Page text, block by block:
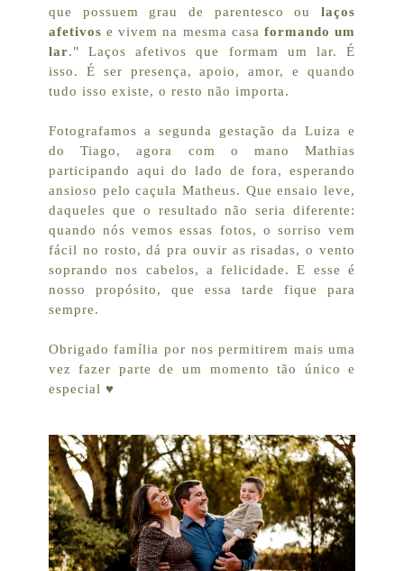
que possuem grau de parentesco ou
laços
afetivose vivem na mesma casa formando um
lar." Laços afetivos que formam um lar. É
isso. É ser presença, apoio, amor, e quando
tudo isso existe, o resto não importa.
Fotografamos a segunda gestação da Luiza e
do Tiago, agora com o mano Mathias
participando aqui do lado de fora, esperando
ansioso pelo caçula Matheus. Que ensaio leve,
daqueles que o resultado não seria diferente:
quando nós vemos essas fotos, o sorriso vem
fácil no rosto, dá pra ouvir as risadas, o vento
soprando nos cabelos, a felicidade. E esse é
nosso propósito, que essa tarde fique para
sempre.
Obrigado família por nos permitirem mais uma
vez fazer parte de um momento tão único e
especial ♥